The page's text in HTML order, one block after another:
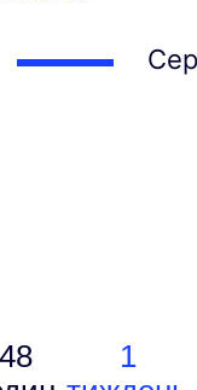
48
1